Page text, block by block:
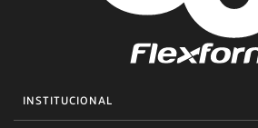
INSTITUCIONAL